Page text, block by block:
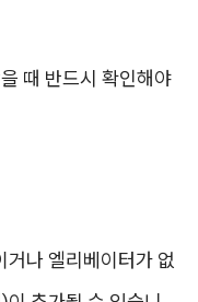
때 반드시 확인해야
나 엘리베이터가 없